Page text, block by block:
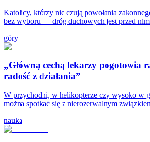
Katolicy, którzy nie czują powołania
bez wyboru — dróg duchowych jest przed
góry
„Główną cechą lekarzy pogotowia
radość z działania”
W przychodni, w helikopterze czy wysoko w
można spotkać się z nierozerwalnym
nauka